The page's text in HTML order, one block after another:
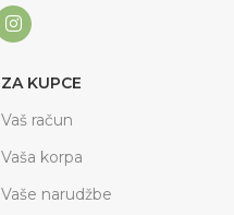
ZA KUPCE
Vaš račun
Vaša korpa
Vaše narudžbe